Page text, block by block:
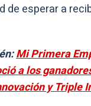
de esperar a
Mi Primera
a los
y Triple